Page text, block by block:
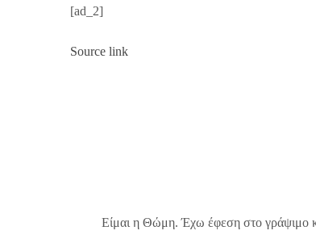
[ad_2]
Source link
Είμαι η Θώμη. Έχω έφεση στο γράψιμο